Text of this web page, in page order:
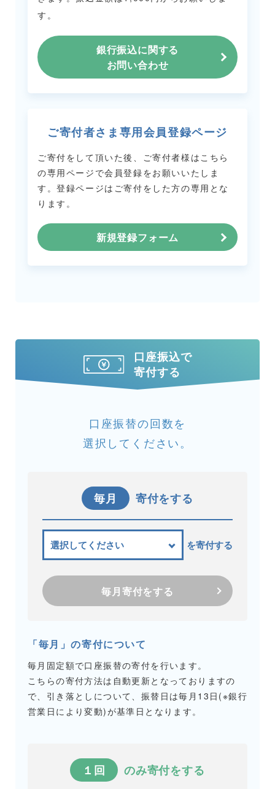
す。
銀行振込に関する
お問い合わせ
ご寄付者さま専用会員登録ページ
ご寄付をして頂いた後、ご寄付者様はこちら
の専用ページで会員登録をお願いいたしま
す。登録ページはご寄付をした方の専用とな
ります。
新規登録フォーム
口座振込で
寄付する
口座振替の回数を
選択してください。
毎月 寄付をする
を寄付する
毎月寄付をする
「毎月」の寄付について
毎月固定額で口座振替の寄付を行います。
こちらの寄付方法は自動更新となっておりますの
で、引き落としについて、振替日は毎月13日(※銀行
営業日により変動)が基準日となります。
１回 のみ寄付をする